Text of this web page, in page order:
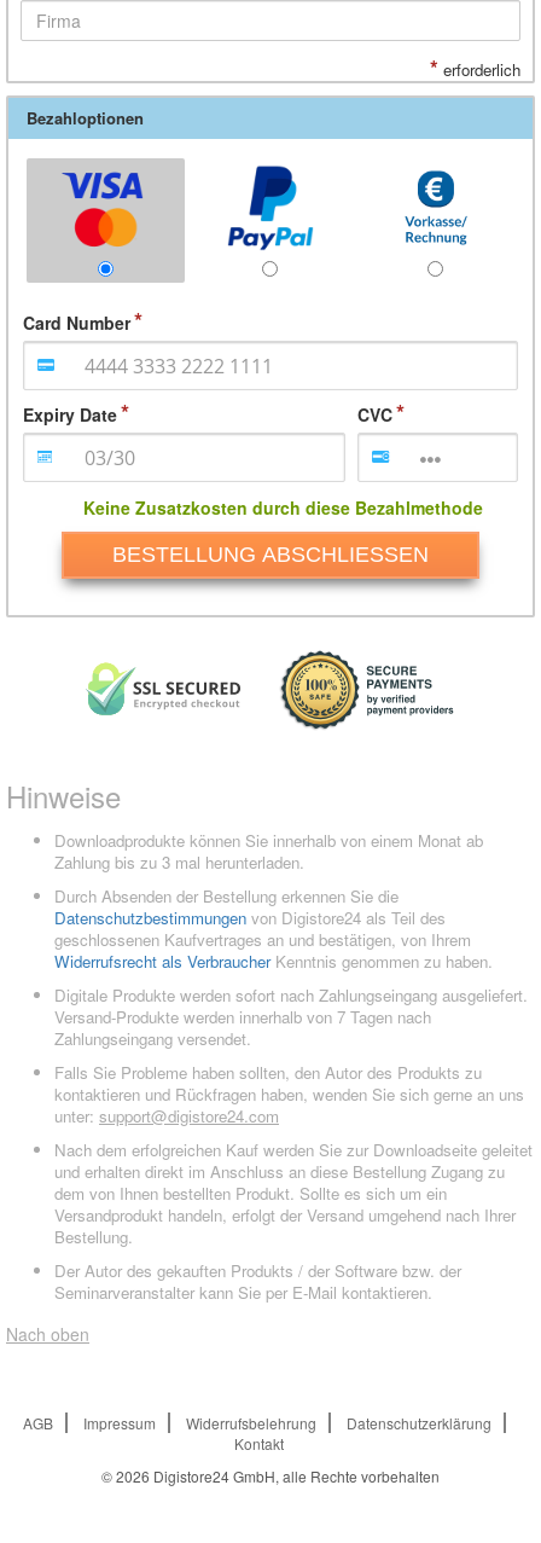
* erforderlich
Bezahloptionen
Card Number
Expiry Date CVC
Keine Zusatzkosten durch diese Bezahlmethode
BESTELLUNG ABSCHLIESSEN
Hinweise
Downloadprodukte können Sie innerhalb von einem Monat ab
Zahlung bis zu 3 mal herunterladen.
Durch Absenden der Bestellung erkennen Sie die
Datenschutzbestimmungen von Digistore24 als Teil des
geschlossenen Kaufvertrages an und bestätigen, von Ihrem
Widerrufsrecht als VerbraucherKenntnis genommen zu haben.
Digitale Produkte werden sofort nach Zahlungseingang ausgeliefert.
Versand-Produkte werden innerhalb von 7 Tagen nach
Zahlungseingang versendet.
Falls Sie Probleme haben sollten, den Autor des Produkts zu
kontaktieren und Rückfragen haben, wenden Sie sich gerne an uns
unter: support@digistore24.com
Nach dem erfolgreichen Kauf werden Sie zur Downloadseite geleitet
und erhalten direkt im Anschluss an diese Bestellung Zugang zu
dem von Ihnen bestellten Produkt. Sollte es sich um ein
Versandprodukt handeln, erfolgt der Versand umgehend nach Ihrer
Bestellung.
Der Autor des gekauften Produkts / der Software bzw. der
Seminarveranstalter kann Sie per E-Mail kontaktieren.
Nach oben
AGB Impressum Widerrufsbelehrung
Datenschutzerklärung
Kontakt
© 2026 Digistore24 GmbH, alle Rechte vorbehalten